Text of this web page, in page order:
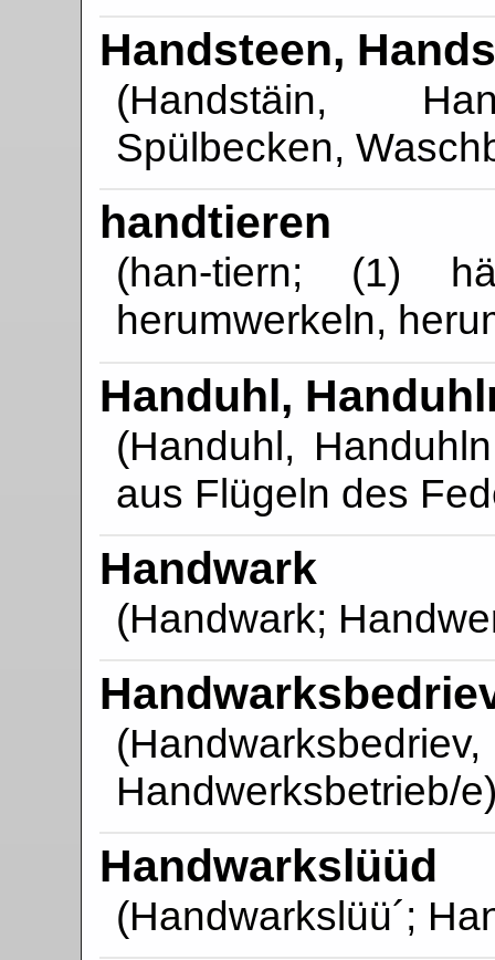
Handsteen,
(Handstäin,
Spülbecken,
handtieren
(han-tiern; (1)
herumwerkeln,
Handuhl,
(Handuhl,
aus Flügeln des
Handwark
(Handwark;
Handwerksbetrieb/
Handwarkslüüd
(Handwarkslüü´;